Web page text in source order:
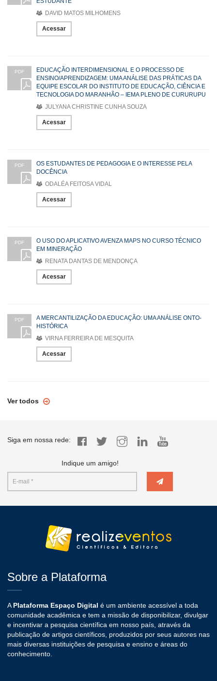
DAVID MATOS MILHOMENS
Acessar
PDF
EDUCAÇÃO INTERDIMENSIONAL E O PROCESSO DE
ENSINO/APRENDIZAGEM: UMA ANÁLISE DAS PRÁTICAS DA
EQUIPE ESCOLAR DO INSTITUTO DE EDUCAÇÃO, CIÊNCIA E
TECNOLOGIA DO MARANHÃO – IEMA PLENO DE CURURUPU
JULYANA CHRISTINE CUNHA SOUZA
Acessar
PDF
OS ESTUDANTES DE PEDAGOGIA E O INTERESSE PELA
DOCÊNCIA
ODALÉA FEITOSA VIDAL
Acessar
PDF
O USO DO APLICATIVO AVENZA MAPS NO CURSO TÉCNICO
EM MINERAÇÃO
RENATA DANTAS DE MENDONÇA
Acessar
PDF
A MERCANTILIZAÇÃO DA EDUCAÇÃO: UMA ANÁLISE ONTO-
HISTÓRICA
VIRNA FERREIRA DE MESQUITA
Acessar
Ver todos
Siga em nossa rede:
Indique um amigo!
Sobre a Plataforma
A Plataforma Espaço Digital é um ambiente acessível a toda
comunidade acadêmica e tem a missão de disponibilizar, divulgar
e incentivar a pesquisa científica em nosso país, através da
publicação de artigos científicos, produzidos por seus autores nas
mais diversas instituições de pesquisa e ensino e áreas do
conhecimento.